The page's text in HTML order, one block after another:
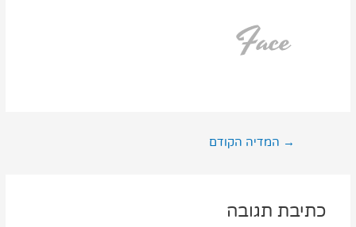
→ המדיה הקודם
כתיבת תגובה